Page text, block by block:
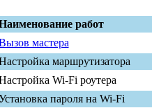
работ
мастера
маршрутизатора
Wi-Fi роутера
пароля на Wi-Fi